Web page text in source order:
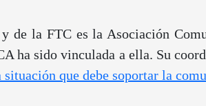
de la FTC es la Asociación
ha sido vinculada a ella. Su
que debe soportar la